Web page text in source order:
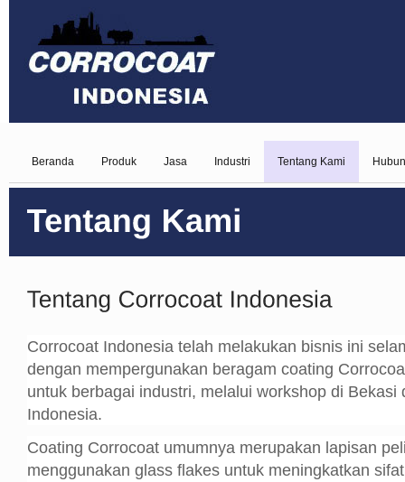
Beranda Produk Jasa Industri Tentang Kami
Corrocoat Indonesia telah melakukan bisnis ini
dengan mempergunakan beragam coating
untuk berbagai industri, melalui workshop di Bekasi
Indonesia.
Coating Corrocoat umumnya merupakan lapisan
menggunakan glass flakes untuk meningkatkan